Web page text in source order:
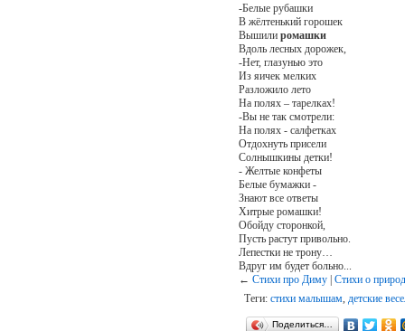
-Белые рубашки
В жёлтенький горошек
Вышили ромашки
Вдоль лесных дорожек,
-Нет, глазунью это
Из яичек мелких
Разложило лето
На полях – тарелках!
-Вы не так смотрели:
На полях - салфетках
Отдохнуть присели
Солнышкины детки!
- Желтые конфеты
Белые бумажки -
Знают все ответы
Хитрые ромашки!
Обойду сторонкой,
Пусть растут привольно.
Лепестки не трону…
Вдруг им будет больно...
← Стихи про Диму| Стихи о
Теги: стихи малышам, детские
Поделиться…